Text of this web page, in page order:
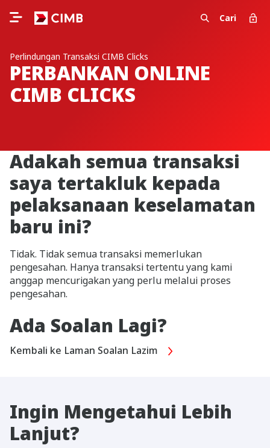
Cari
Perlindungan Transaksi CIMB Clicks
PERBANKAN ONLINE
CIMB CLICKS
Adakah semua transaksi
saya tertakluk kepada
pelaksanaan keselamatan
baru ini?
Tidak. Tidak semua transaksi memerlukan
pengesahan. Hanya transaksi tertentu yang kami
anggap mencurigakan yang perlu melalui proses
pengesahan.
Ada Soalan Lagi?
Kembali ke Laman Soalan Lazim
Ingin Mengetahui Lebih
Lanjut?